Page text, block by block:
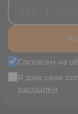
Согласен на
Я даю свое
рассылки